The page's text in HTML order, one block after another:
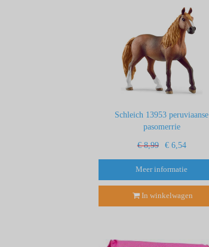
Schleich 13953 peruviaanse
pasomerrie
€ 8,99 € 6,54
Meer informatie
In winkelwagen